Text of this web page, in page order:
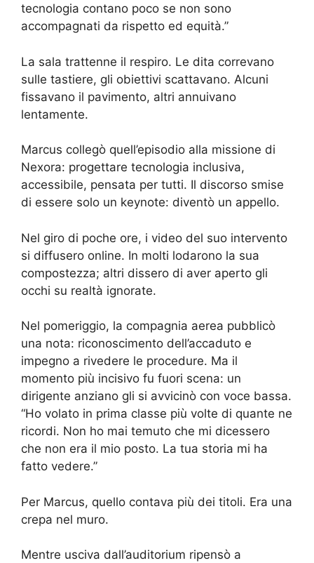
tecnologia contano poco se non sono
accompagnati da rispetto ed equità.”
La sala trattenne il respiro. Le dita correvano
sulle tastiere, gli obiettivi scattavano. Alcuni
fissavano il pavimento, altri annuivano
lentamente.
Marcus collegò quell’episodio alla missione di
Nexora: progettare tecnologia inclusiva,
accessibile, pensata per tutti. Il discorso smise
di essere solo un keynote: diventò un appello.
Nel giro di poche ore, i video del suo intervento
si diffusero online. In molti lodarono la sua
compostezza; altri dissero di aver aperto gli
occhi su realtà ignorate.
Nel pomeriggio, la compagnia aerea pubblicò
una nota: riconoscimento dell’accaduto e
impegno a rivedere le procedure. Ma il
momento più incisivo fu fuori scena: un
dirigente anziano gli si avvicinò con voce bassa.
“Ho volato in prima classe più volte di quante ne
ricordi. Non ho mai temuto che mi dicessero
che non era il mio posto. La tua storia mi ha
fatto vedere.”
Per Marcus, quello contava più dei titoli. Era una
crepa nel muro.
Mentre usciva dall’auditorium ripensò a